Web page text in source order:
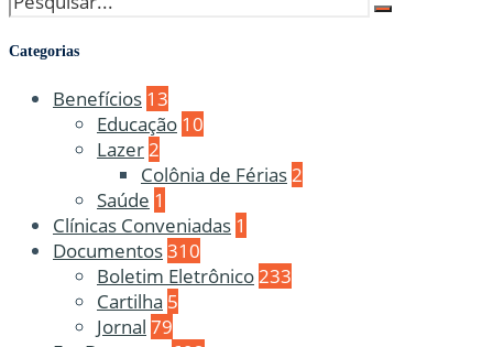
Categorias
Benefícios 13
Educação 10
Lazer2
Colônia de Férias2
Saúde 1
Clínicas Conveniadas 1
Documentos310
Boletim Eletrônico233
Cartilha 5
Jornal 79